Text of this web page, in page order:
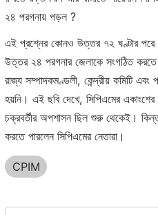
২৪ পরগনায় পড়ল ?
এই প্রশ্নের কোনও উত্তর ৭২ ঘণ্টার পরে
উত্তর ২৪ পরগনার জেলাকে সংগঠিত করতে
রাজ্য সম্পাদকমণ্ডলী, কেন্দ্রীয় কমিটি
হয়নি। এই ছবি দেখে, সিপিএমের
চক্রবর্তীর অপশাসন ছিল শুরু থেকেই। কিন্তু
করতে পারলেন সিপিএমের নেতারা।
CPIM